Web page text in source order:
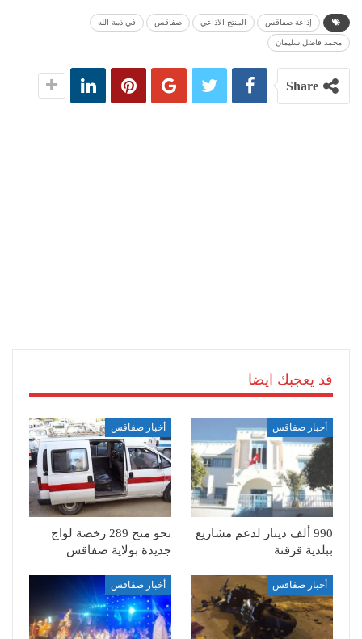
إذاعة صفاقس المنتج الاذاعي صفاقس في ذمة الله
محمد فاضل سليمان
Share
قد يعجبك ايضا
أخبار صفاقس
990 ألف دينار لدعم مشاريع
ببلدية قرقنة
أخبار صفاقس
نحو منح 289 رخصة لواج
جديدة بولاية صفاقس
أخبار صفاقس أخبار صفاقس